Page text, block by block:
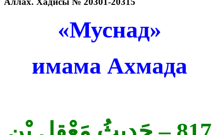
«Муснад»
имама Ахмада